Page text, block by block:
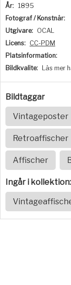
År: 1895
Fotograf / Konstnär:
Utgivare: OCAL
Licens: CC-PDM
Platsinformation:
Bildkvalite:
Läs mer
Bildtaggar
Vintageposter
Retroaffischer
Affischer
Ingår i kollektion: